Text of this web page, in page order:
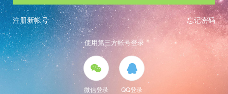
忘记密码
注册新帐号
使用第三方帐号登录

微信登录

QQ登录